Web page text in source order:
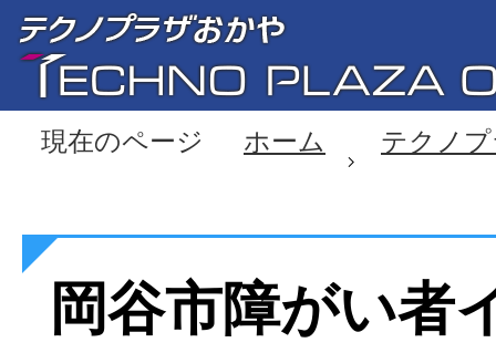
現在のページ ホーム テクノ
岡谷市障がい者